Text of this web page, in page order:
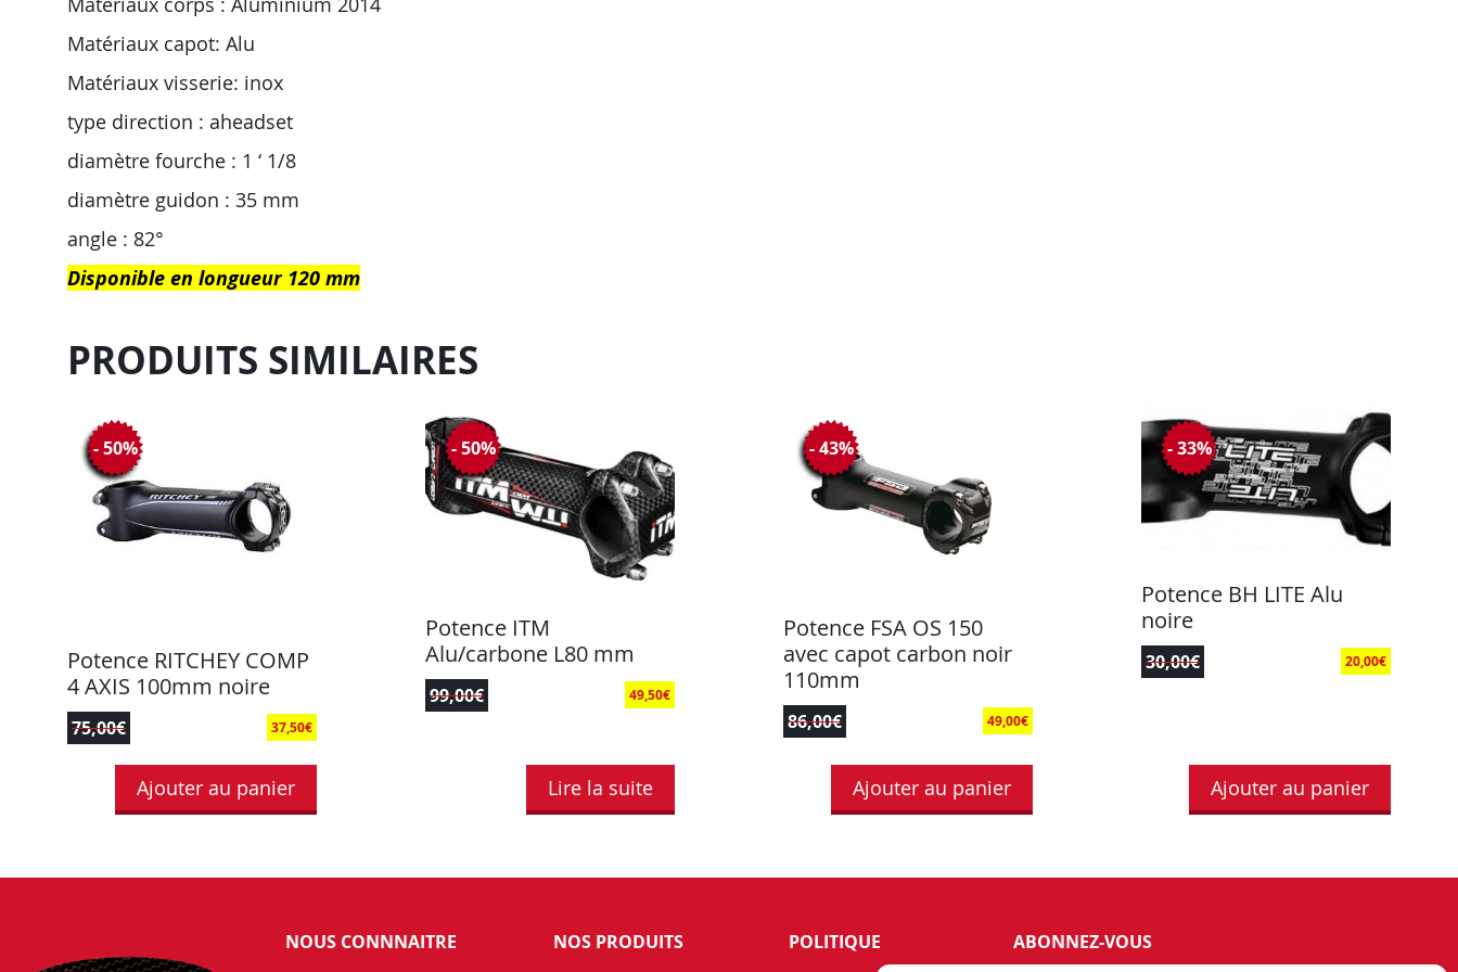
Matériaux capot: Alu
Matériaux visserie: inox
type direction : aheadset
diamètre fourche : 1 ‘ 1/8
diamètre guidon : 35 mm
angle : 82°
Disponible en longueur 120 mm
PRODUITS SIMILAIRES
Potence RITCHEY COMP
4 AXIS 100mm noire
75,00€ 37,50€
- 50%
Ajouter au panier
Potence ITM
Alu/carbone L80 mm
99,00€ 49,50€
- 50%
Lire la suite
Potence FSA OS 150
avec capot carbon noir
110mm
86,00€ 49,00€
- 43%
Ajouter au panier
Potence BH LITE Alu
noire
30,00€ 20,00€
- 33%
Ajouter au panier
NOUS CONNNAITRE NOS PRODUITS POLITIQUE ABONNEZ-VOUS